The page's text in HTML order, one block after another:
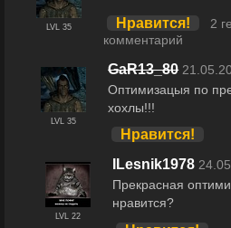
LVL 35 Нравится!
2
комментарий
LVL 35
GaR13_80
Оптимизацыя по
хохлы!!!
Нравится!
LVL 22
ILesnik1978
Прекрасная
нравится?